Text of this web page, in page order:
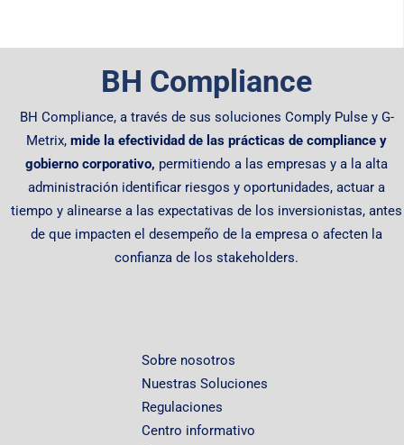
BH Compliance
BH Compliance, a través de sus soluciones Comply Pulse y G-
Metrix, mide la efectividad de las prácticas de compliance y
gobierno corporativo, permitiendo a las empresas y a la alta
administración identificar riesgos y oportunidades, actuar a
tiempo y alinearse a las expectativas de los inversionistas, antes
de que impacten el desempeño de la empresa o afecten la
confianza de los stakeholders.
Sobre nosotros
Nuestras Soluciones
Regulaciones
Centro informativo